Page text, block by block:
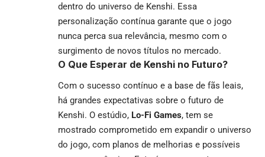
dentro do universo de Kenshi. Essa
personalização contínua garante que o jogo
nunca perca sua relevância, mesmo com o
surgimento de novos títulos no mercado.
O Que Esperar de Kenshi no Futuro?
Com o sucesso contínuo e a base de fãs leais,
há grandes expectativas sobre o futuro de
Kenshi. O estúdio, Lo-Fi Games, tem se
mostrado comprometido em expandir o universo
do jogo, com planos de melhorias e possíveis